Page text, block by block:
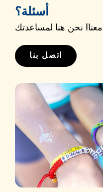
أسئلة؟
اتصل بنا